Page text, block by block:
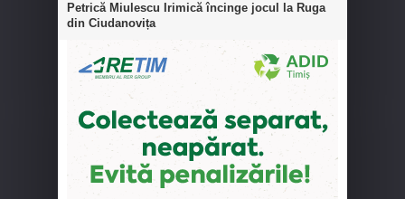
Petrică Miulescu Irimică încinge jocul la Ruga
din Ciudanovița